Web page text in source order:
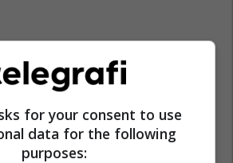
for your consent to use
data for the following
purposes: